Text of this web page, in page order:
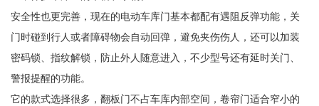
安全性也更完善，现在的电动车库门基本都配有遇阻反弹功能，关
门时碰到行人或者障碍物会自动回弹，避免夹伤伤人，还可以加装
密码锁、指纹解锁，防止外人随意进入，不少型号还有延时关门、
警报提醒的功能。
它的款式选择很多，翻板门不占车库内部空间，卷帘门适合窄小的